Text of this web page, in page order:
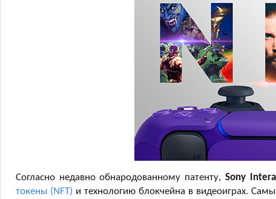
Согласно недавно обнародованному патенту, Sony
токены (NFT) и технологию блокчейна в видеоиграх.